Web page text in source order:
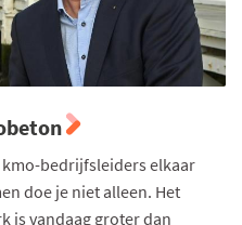
kmo-bedrijfsleiders elkaar
doe je niet alleen. Het
is vandaag groter dan